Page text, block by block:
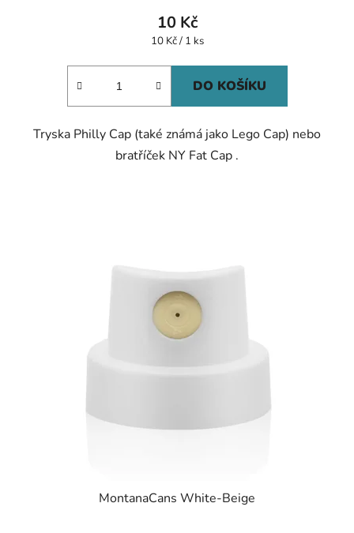
produktu
je
10 Kč
Měrná
10 Kč / 1 ks
DO KOŠÍKU
Tryska Philly Cap (také známá jako Lego Cap) nebo
bratříček NY Fat Cap .
MontanaCans White-Beige